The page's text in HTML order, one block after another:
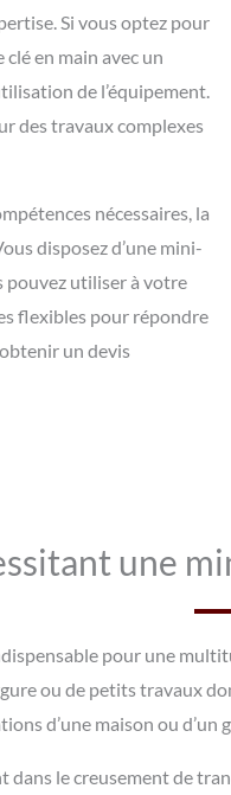
Si vous optez pour
en main avec un
de l’équipement.
des travaux complexes
nécessaires, la
disposez d’une mini-
pouvez utiliser à votre
flexibles pour répondre
un devis
une
pour une
ou de petits
d’une maison ou d’un
dans le creusement de